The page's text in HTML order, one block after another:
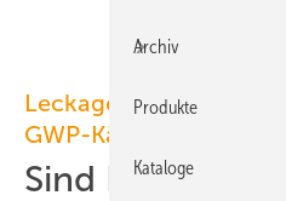
Leckageraten von
GWP-Kältemittel
Sind
Archiv
Produkte
Kataloge